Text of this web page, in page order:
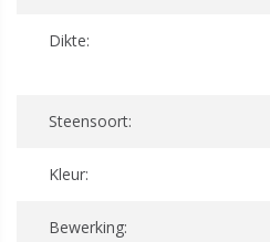
Dikte:
Steensoort:
Kleur:
Bewerking: